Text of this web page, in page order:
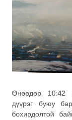
Өнөөдөр 10:42
дүүрэг буюу
бохирдолтой